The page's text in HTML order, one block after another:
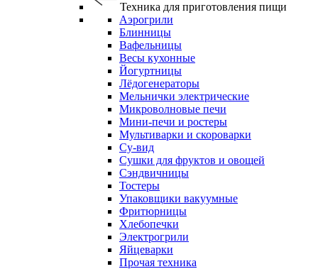
Техника для приготовления пищи
Аэрогрили
Блинницы
Вафельницы
Весы кухонные
Йогуртницы
Лёдогенераторы
Мельнички электрические
Микроволновые печи
Мини-печи и ростеры
Мультиварки и скороварки
Су-вид
Сушки для фруктов и овощей
Сэндвичницы
Тостеры
Упаковщики вакуумные
Фритюрницы
Хлебопечки
Электрогрили
Яйцеварки
Прочая техника